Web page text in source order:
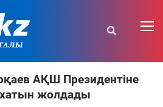
АҚШ Президентіне
жолдады